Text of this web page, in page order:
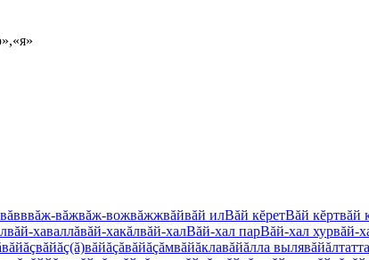
вăвввăж-вăжвăж-вожвăжжвăйвăй илВăй кĕретВăй кĕртвăй
вăй-хаваллăвăй-хакăлвăй-халВăй-хал парВăй-хал хурвăй-
вăйăçвăйăç(ă)вăйăçăвăйăçăмвăйăклавăйăлла выля